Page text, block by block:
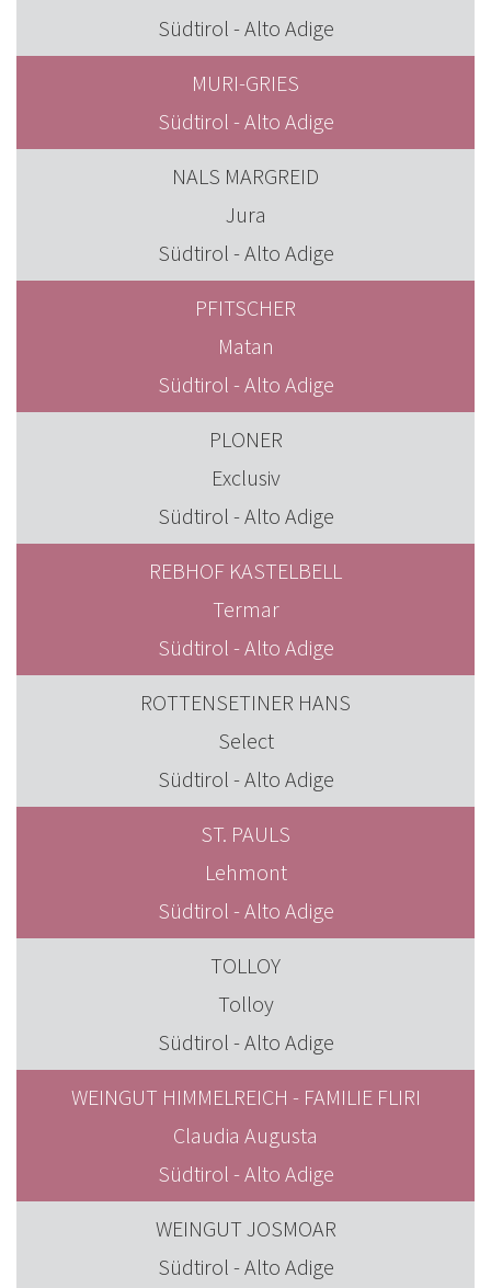
Südtirol - Alto Adige
MURI-GRIES
Südtirol - Alto Adige
NALS MARGREID
Jura
Südtirol - Alto Adige
PFITSCHER
Matan
Südtirol - Alto Adige
PLONER
Exclusiv
Südtirol - Alto Adige
REBHOF KASTELBELL
Termar
Südtirol - Alto Adige
ROTTENSETINER HANS
Select
Südtirol - Alto Adige
ST. PAULS
Lehmont
Südtirol - Alto Adige
TOLLOY
Tolloy
Südtirol - Alto Adige
WEINGUT HIMMELREICH - FAMILIE FLIRI
Claudia Augusta
Südtirol - Alto Adige
WEINGUT JOSMOAR
Südtirol - Alto Adige